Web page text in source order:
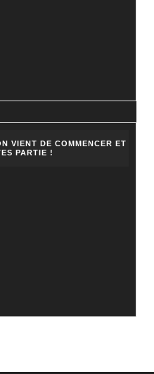
VIENT DE COMMENCER ET
PARTIE !